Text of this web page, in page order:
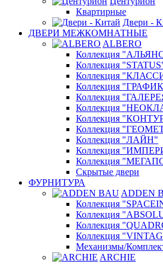
Квартирные
Двери -
ДВЕРИ МЕЖКОМНАТНЫЕ
ALBERO
Коллекция
Коллекция
Коллекция
Коллекция
Коллекция
Коллекция
Коллекция
Коллекция
Коллекция "ЛАЙН"
Коллекция
Коллекция
Скрытые двери
ФУРНИТУРА
ADDEN
Коллекция
Коллекция
Коллекция
Коллекция
Механизмы/
ARCHIE